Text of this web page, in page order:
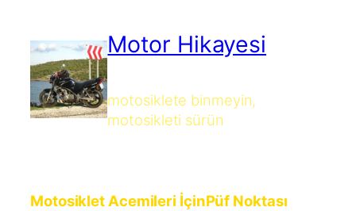
Motor Hikayesi
motosiklete binmeyin,
motosikleti sürün
Motosiklet Acemileri İçinPüf Noktası